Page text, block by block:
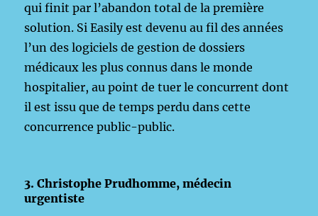
qui finit par l’abandon total de la première
solution. Si Easily est devenu au fil des années
l’un des logiciels de gestion de dossiers
médicaux les plus connus dans le monde
hospitalier, au point de tuer le concurrent dont
il est issu que de temps perdu dans cette
concurrence public-public.
3. Christophe Prudhomme, médecin
urgentiste